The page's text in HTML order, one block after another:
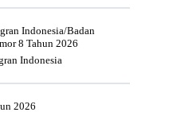
Indonesia/Badan
8 Tahun 2026
Indonesia
2026